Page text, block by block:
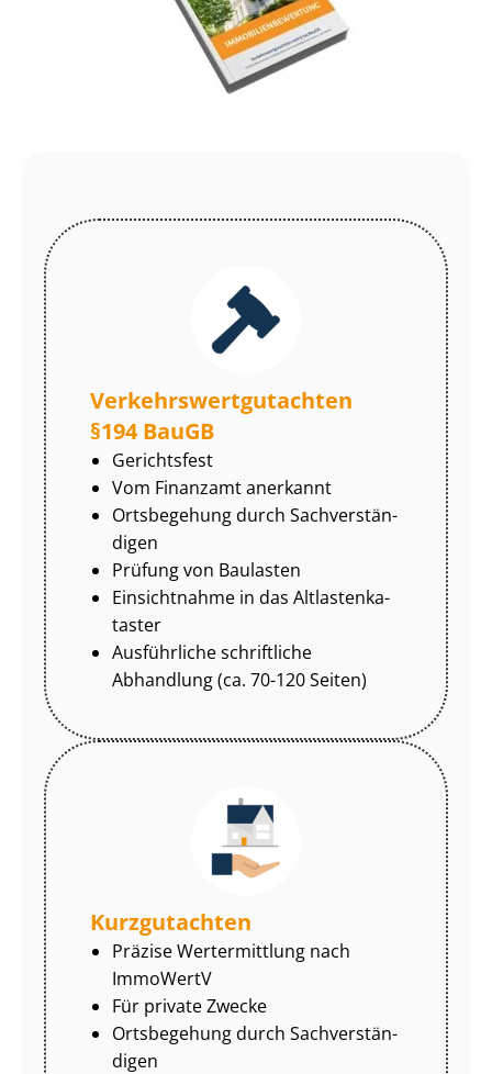
Ver­kehrs­wert­gut­ach­ten
§194 BauGB
Gerichtsfest
Vom Finanzamt anerkannt
Ortsbegehung durch Sach­ver­stän­
di­gen
Prüfung von Baulasten
Einsichtnahme in das Alt­las­ten­ka­
tas­ter
Ausführliche schriftliche
Abhandlung (ca. 70-120 Seiten)
Kurzgutachten
Präzise Wertermittlung nach
ImmoWertV
Für private Zwecke
Ortsbegehung durch Sach­ver­stän­
di­gen